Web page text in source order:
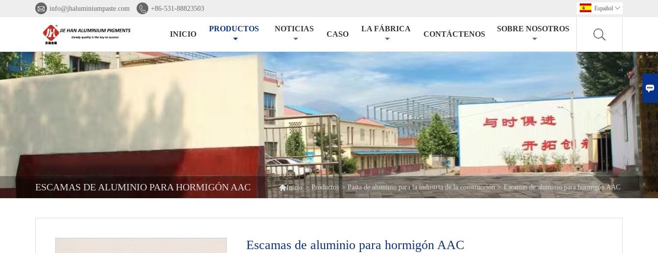

 info@jhaluminiumpaste.com  +86-531-88823503 Español 
INICIO
PRODUCTOS NOTICIAS
CASO
LA FÁBRICA
CONTÁCTENOS
SOBRE NOSOTROS
ESCAMAS DE ALUMINIO PARA HORMIGÓN AAC Inicio > Productos > Pasta de aluminio para la industria de la construcción > Escamas de aluminio para hormigón AAC
Escamas de aluminio para hormigón AAC